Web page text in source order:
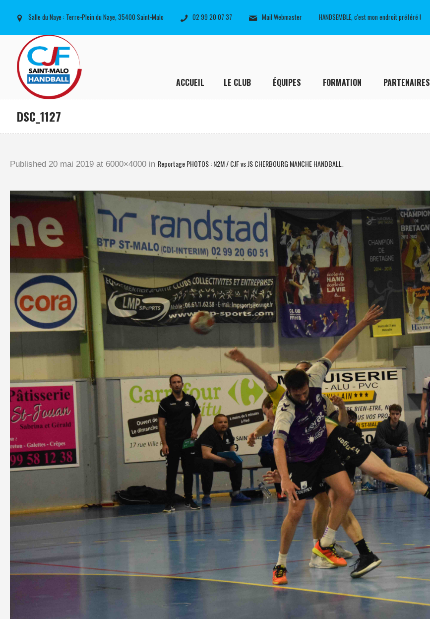
Salle du Naye : Terre-Plein du Naye, 35400 Saint-Malo 02 99 20 07 37 Mail Webmaster HANDSEMBLE, c'est mon endroit préféré !
ACCUEIL LE CLUB ÉQUIPES FORMATION PARTENAIRES
DSC_1127
Published 20 mai 2019 at 6000×4000 in Reportage PHOTOS : N2M / CJF vs JS CHERBOURG MANCHE HANDBALL .